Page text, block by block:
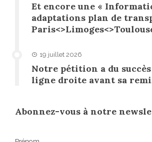
Et encore une «
adaptations plan de
19 juillet 2026
Notre pétition a du
ligne droite avant sa
Abonnez-vous à notre